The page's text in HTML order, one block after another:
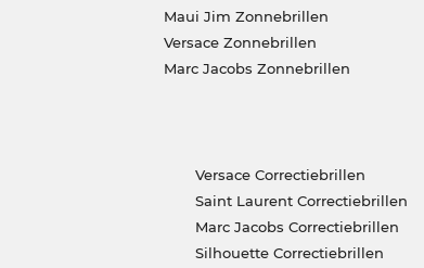
Maui Jim Zonnebrillen
Versace Zonnebrillen
Marc Jacobs Zonnebrillen
Versace Correctiebrillen
Saint Laurent Correctiebrillen
Marc Jacobs Correctiebrillen
Silhouette Correctiebrillen